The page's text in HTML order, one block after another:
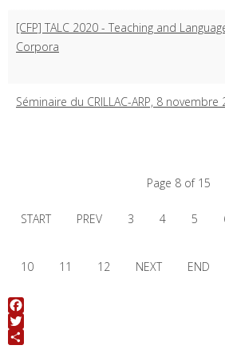
[CFP] TALC 2020 - Teaching and
Corpora
Séminaire du CRILLAC-ARP, 8 novembre
Page 8 of 15
START PREV 3 4 5
10
11 12 NEXT END
Facebook
Twitter